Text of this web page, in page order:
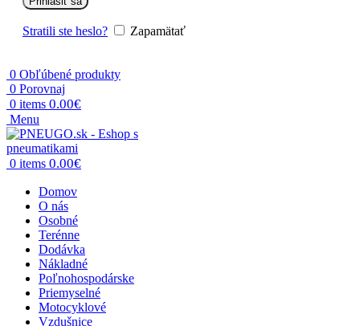
Stratili ste heslo? Zapamätať
0 Obľúbené produkty
0 Porovnaj
0 items 0.00€
Menu
0 items 0.00€
Domov
O nás
Osobné
Terénne
Dodávka
Nákladné
Poľnohospodárske
Priemyselné
Motocyklové
Vzdušnice